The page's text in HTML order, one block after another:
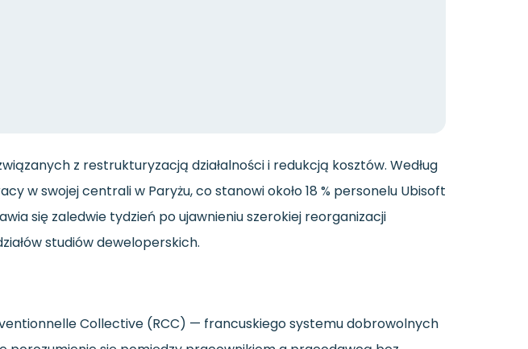
z restrukturyzacją działalności i redukcją kosztów. Według
w swojej centrali w Paryżu, co stanowi około 18 % personelu Ubisoft
się zaledwie tydzień po ujawnieniu szerokiej reorganizacji
studiów deweloperskich.
Collective (RCC) — francuskiego systemu dobrowolnych